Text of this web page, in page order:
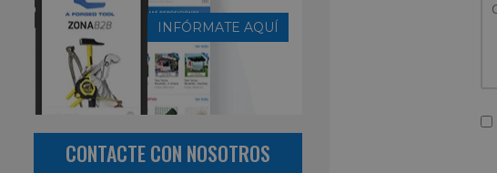
INFÓRMATE AQUÍ
CONTACTE CON NOSOTROS